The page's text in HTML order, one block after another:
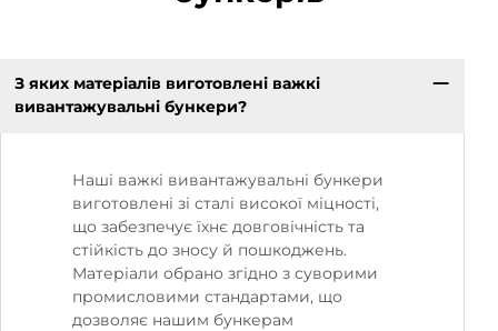
З яких матеріалів виготовлені важкі
вивантажувальні бункери?
Наші важкі вивантажувальні бункери
виготовлені зі сталі високої міцності,
що забезпечує їхнє довговічність та
стійкість до зносу й пошкоджень.
Матеріали обрано згідно з суворими
промисловими стандартами, що
дозволяє нашим бункерам